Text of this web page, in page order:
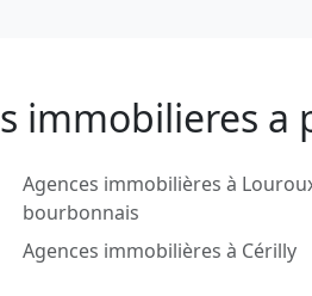
immobilieres
Agences immobilières à
bourbonnais
Agences immobilières à Cérilly